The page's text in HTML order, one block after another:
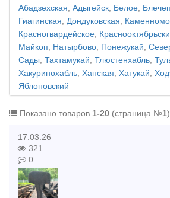
Абадзехская, Адыгейск, Белое,
Гиагинская, Дондуковская,
Красногвардейское,
Майкоп, Натырбово, Понежукай,
Сады, Тахтамукай, Тлюстенхабль,
Хакуринохабль, Ханская, Хатукай,
Яблоновский
Показано товаров 1-20 (страница №1
17.03.26
321
0